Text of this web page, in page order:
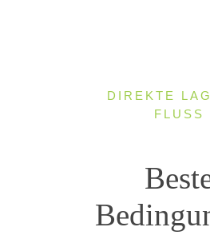
DIREKTE
FLUSS